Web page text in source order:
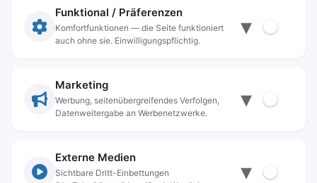
Datenschutz
Anschrift
83395 Freilassing
Kontakt
rathaus@freilassing.de
Funktional / Präferenzen
Komfortfunktionen — die Seite funktioniert
auch ohne sie. Einwilligungspflichtig.
▾
Marketing
Werbung, seitenübergreifendes Verfolgen,
Datenweitergabe an Werbenetzwerke.
▾
Externe Medien
Sichtbare Dritt-Einbettungen
▾